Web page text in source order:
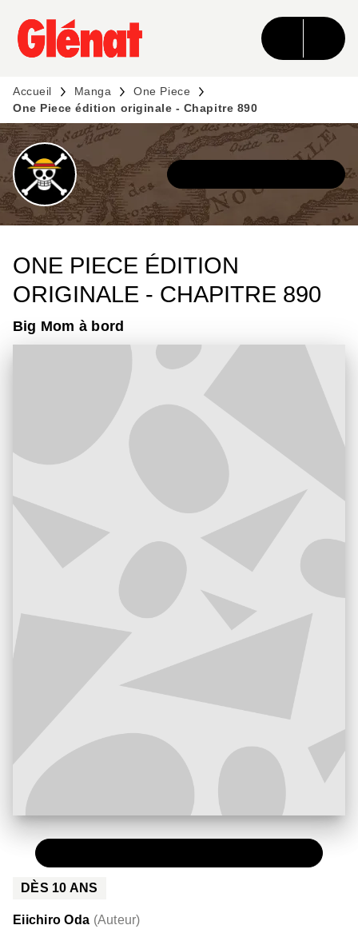
MENU RECHERCHE CONTENU
PIED DE PAGE
Accueil Manga
One Piece
One Piece édition originale - Chapitre 890
ONE PIECE ÉDITION
ORIGINALE - CHAPITRE 890
Big Mom à bord
DÈS 10 ANS
Eiichiro Oda (Auteur)